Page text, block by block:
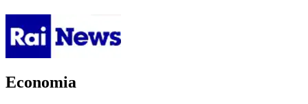
Economia